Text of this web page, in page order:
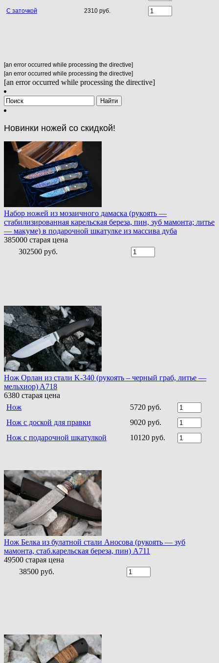
С заточкой 2310 руб.
[an error occurred while processing the directive]
[an error occurred while processing the directive]
[an error occurred while processing the directive]
Новинки ножей со скидкой!
Набор ножей из мозаичного дамаска (рукоять —
стабилизированная карельская береза, пин, зуб мамонта; литье
— макуме) в подарочной шкатулке из массива дуба
385000 старая цена
302500 руб.
Нож Орлан из стали K-340 (рукоять – черный граб, литье —
мельхиор) A718
6380 старая цена
Нож
5720 руб.
Нож с доской для правки
9020 руб.
Нож с подарочной шкатулкой
10120 руб.
Нож Белка из булатной стали Аносова (рукоять — зуб
мамонта, стаб.карельская береза, пин) A711
49500 старая цена
38500 руб.